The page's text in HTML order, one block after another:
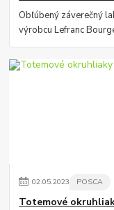
Obľúbený záverečný
výrobcu Lefranc
02.05.2023 POSCA
Totemové